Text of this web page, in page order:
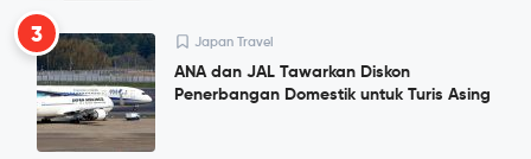
3 Japan Travel
ANA dan JAL Tawarkan Diskon
Penerbangan Domestik untuk Turis Asing